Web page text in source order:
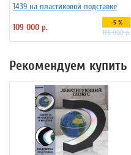
1439 на пластиковой подставке
109 000 р.
-5 %
115 000 р.
Рекомендуем купить